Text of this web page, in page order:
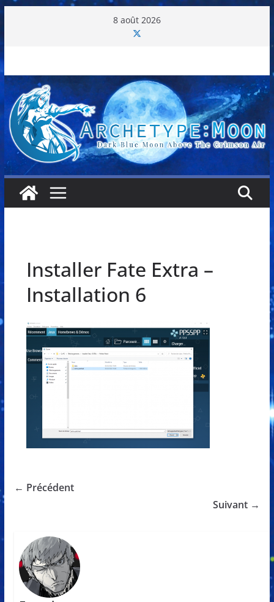
8 août 2026
Installer Fate Extra –
Installation 6
← Précédent
Suivant →